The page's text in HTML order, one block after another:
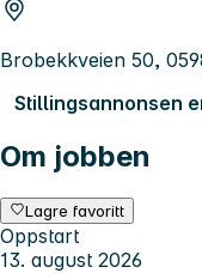
Brobekkveien 50,
Stillingsannonsen
Om jobben
Lagre favoritt
Oppstart
13. august 2026